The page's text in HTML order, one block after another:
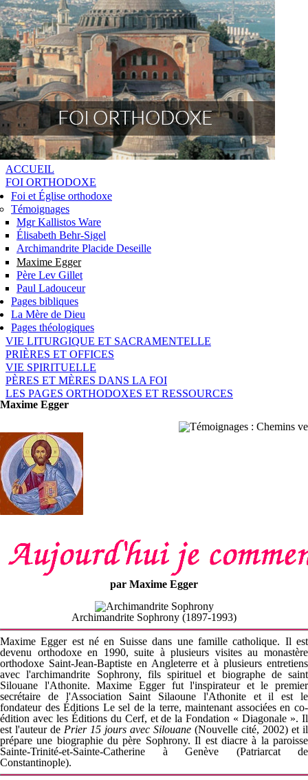
ACCUEIL
FOI ORTHODOXE
Foi et Église orthodoxe
Témoignages
Mgr Kallistos Ware
Élisabeth Behr-Sigel
Archimandrite Placide Deseille
Maxime Egger
Père Lev Gillet
Paul Ladouceur
Pages bibliques
La Mère de Dieu
Pages théologiques
VIE LITURGIQUE ET SACRAMENTELLE
PRIÈRES ET OFFICES
VIE SPIRITUELLE
PÈRES ET MÈRES DANS LA FOI
LES PAGES ORTHODOXES ET RESSOURCES
Maxime Egger
par Maxime Egger
Archimandrite Sophrony (1897-1993)
Maxime Egger est né en Suisse dans une famille catholique. Il est
devenu orthodoxe en 1990, suite à plusieurs visites au monastère
orthodoxe Saint-Jean-Baptiste en Angleterre et à plusieurs entretiens
avec l'archimandrite Sophrony, fils spirituel et biographe de saint
Silouane l'Athonite. Maxime Egger fut l'inspirateur et le premier
secrétaire de l'Association Saint Silaoune l'Athonite et il est le
fondateur des Éditions Le sel de la terre, maintenant associées en co-
édition avec les Éditions du Cerf, et de la Fondation « Diagonale ». Il
est l'auteur de Prier 15 jours avec Silouane (Nouvelle cité, 2002) et il
prépare une biographie du père Sophrony. Il est diacre à la paroisse
Sainte-Trinité-et-Sainte-Catherine à Genève (Patriarcat de
Constantinople).